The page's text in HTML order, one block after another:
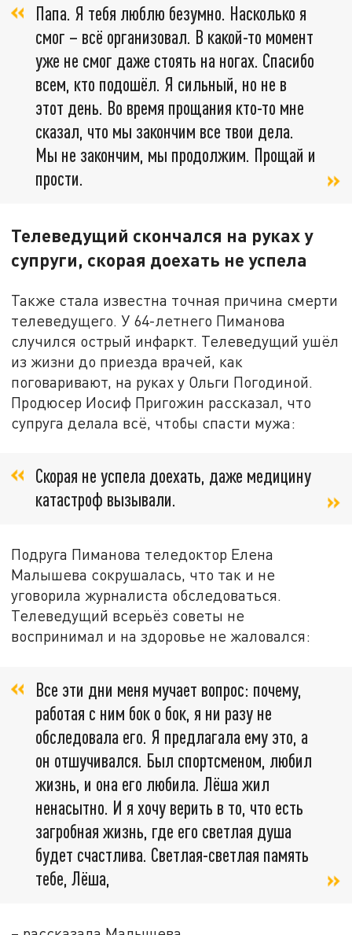
Папа. Я тебя люблю безумно. Насколько я
смог – всё организовал. В какой-то момент
уже не смог даже стоять на ногах. Спасибо
всем, кто подошёл. Я сильный, но не в
этот день. Во время прощания кто-то мне
сказал, что мы закончим все твои дела.
Мы не закончим, мы продолжим. Прощай и
прости.
Телеведущий скончался на руках у
супруги, скорая доехать не успела
Также стала известна точная причина смерти
телеведущего. У 64-летнего Пиманова
случился острый инфаркт. Телеведущий ушёл
из жизни до приезда врачей, как
поговаривают, на руках у Ольги Погодиной.
Продюсер Иосиф Пригожин рассказал, что
супруга делала всё, чтобы спасти мужа:
Скорая не успела доехать, даже медицину
катастроф вызывали.
Подруга Пиманова теледоктор Елена
Малышева сокрушалась, что так и не
уговорила журналиста обследоваться.
Телеведущий всерьёз советы не
воспринимал и на здоровье не жаловался:
Все эти дни меня мучает вопрос: почему,
работая с ним бок о бок, я ни разу не
обследовала его. Я предлагала ему это, а
он отшучивался. Был спортсменом, любил
жизнь, и она его любила. Лёша жил
ненасытно. И я хочу верить в то, что есть
загробная жизнь, где его светлая душа
будет счастлива. Светлая-светлая память
тебе, Лёша,